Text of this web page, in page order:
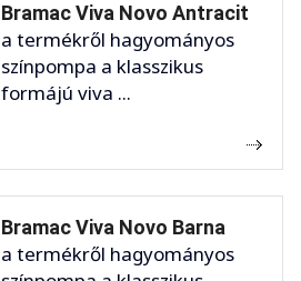
Bramac Viva Novo Antracit
a termékről hagyományos
színpompa a klasszikus
formájú viva ...
Bramac Viva Novo Barna
a termékről hagyományos